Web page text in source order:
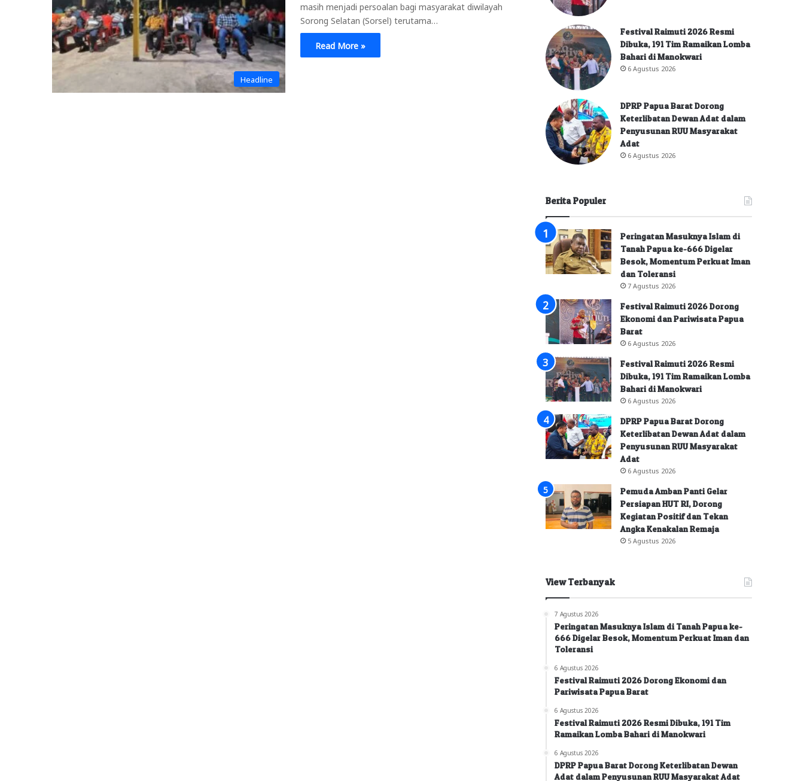
Headline
masih menjadi persoalan bagi masyarakat diwilayah
Sorong Selatan (Sorsel) terutama…
Read More »
Festival Raimuti 2026 Resmi
Dibuka, 191 Tim Ramaikan Lomba
Bahari di Manokwari
6 Agustus 2026
DPRP Papua Barat Dorong
Keterlibatan Dewan Adat dalam
Penyusunan RUU Masyarakat
Adat
6 Agustus 2026
Berita Populer
Peringatan Masuknya Islam di
Tanah Papua ke-666 Digelar
Besok, Momentum Perkuat Iman
dan Toleransi
7 Agustus 2026
Festival Raimuti 2026 Dorong
Ekonomi dan Pariwisata Papua
Barat
6 Agustus 2026
Festival Raimuti 2026 Resmi
Dibuka, 191 Tim Ramaikan Lomba
Bahari di Manokwari
6 Agustus 2026
DPRP Papua Barat Dorong
Keterlibatan Dewan Adat dalam
Penyusunan RUU Masyarakat
Adat
6 Agustus 2026
Pemuda Amban Panti Gelar
Persiapan HUT RI, Dorong
Kegiatan Positif dan Tekan
Angka Kenakalan Remaja
5 Agustus 2026
View Terbanyak
7 Agustus 2026
Peringatan Masuknya Islam di Tanah Papua ke-
666 Digelar Besok, Momentum Perkuat Iman dan
Toleransi
6 Agustus 2026
Festival Raimuti 2026 Dorong Ekonomi dan
Pariwisata Papua Barat
6 Agustus 2026
Festival Raimuti 2026 Resmi Dibuka, 191 Tim
Ramaikan Lomba Bahari di Manokwari
6 Agustus 2026
DPRP Papua Barat Dorong Keterlibatan Dewan
Adat dalam Penyusunan RUU Masyarakat Adat